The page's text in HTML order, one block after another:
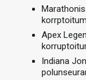
Apex
Indiana